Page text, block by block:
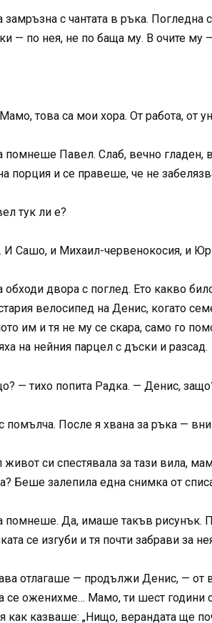
замръзна с чантата в ръка.
— по нея, не по баща му. В очите му
това са мои хора. От работа, от
помнеше Павел. Слаб, вечно гладен,
порция и се правеше, че не
тук ли е?
И Сашо, и Михаил-червенокосия, и
обходи двора с поглед. Ето какво
велосипед на Денис, когато
им и тя не му се скара, само го
на нейния парцел с дъски и разсад.
— тихо попита Радка. — Денис,
помълча. После я хвана за ръка —
си спестявала за тази вила,
Беше залепила една снимка от
помнеше. Да, имаше такъв рисунък.
се изгуби и тя почти забрави за
отлагаше — продължи Денис, — от
се оженихме… Мамо, ти шест години
как казваше: „Нищо, верандата ще